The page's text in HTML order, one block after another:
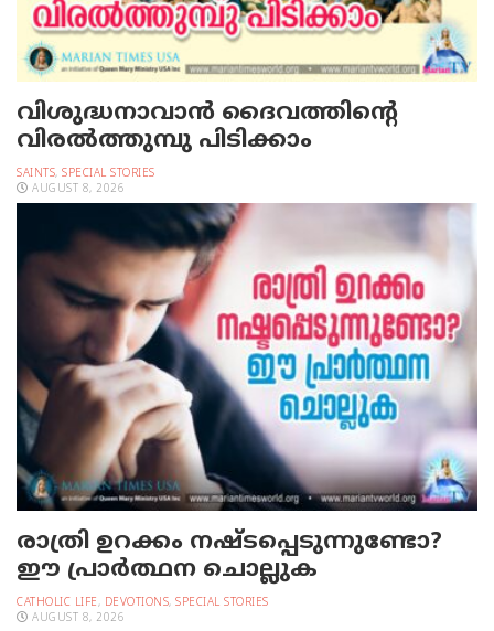
വിശുദ്ധനാവാന്‍ ദൈവത്തിന്റെ
വിരല്‍ത്തുമ്പു പിടിക്കാം
SAINTS, SPECIAL STORIES
AUGUST 8, 2026
രാത്രി ഉറക്കം നഷ്ടപ്പെടുന്നുണ്ടോ?
ഈ പ്രാര്‍ത്ഥന ചൊല്ലുക
CATHOLIC LIFE, DEVOTIONS, SPECIAL STORIES
AUGUST 8, 2026